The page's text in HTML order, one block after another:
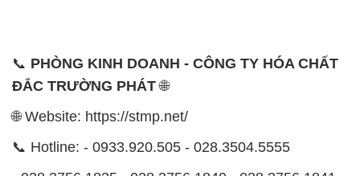
- 028.3756.1835 - 028.3756.1840 - 028.3756.1841-
0902.765.866